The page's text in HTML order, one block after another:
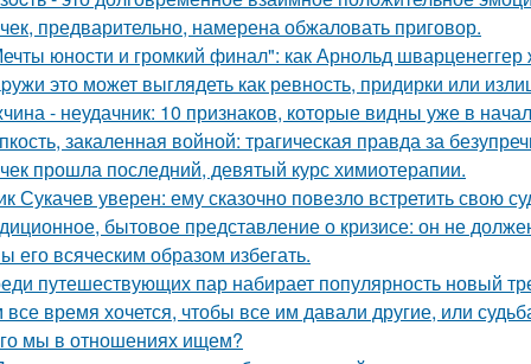
предварительно, намерена обжаловать приговор.
юности и громкий финал": как Арнольд
это может выглядеть как ревность, придирки или
- неудачник: 10 признаков, которые видны уже в
закаленная войной: трагическая правда за
прошла последний, девятый курс химиотерапии.
Сукачев уверен: ему сказочно повезло встретить свою
бытовое представление о кризисе: он не
его всяческим образом избегать.
путешествующих пар набирает популярность новый
время хочется, чтобы все им давали другие, или
мы в отношениях ищем?